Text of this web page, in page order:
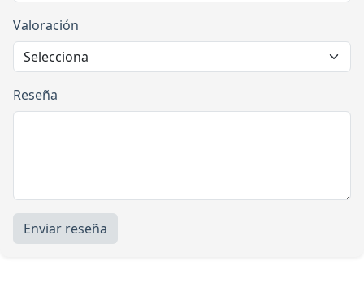
Valoración
Reseña
Enviar reseña